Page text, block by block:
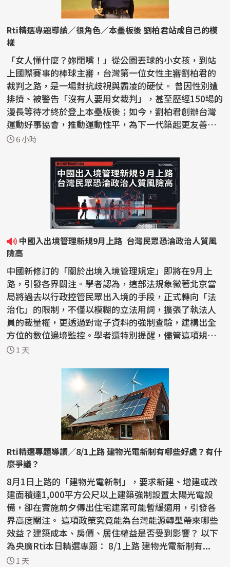
Rti精選專題導讀／很角色／本壘板後 劉柏君站成自己的模
樣
「女人懂什麼？妳閉嘴！」從公園丟球的小女孩，到站
上國際賽事的棒球主審，台灣第一位女性主審劉柏君的
裁判之路，是一場對抗歧視與霸凌的硬仗。 曾因性別遭
排擠、被警告「沒有人要用女裁判」，甚至歷經150場的
漫長等待才終於登上本壘板後；如今，劉柏君創辦台灣
運動好事協會，推動運動性平，為下一代築起更友善的
紅土...
6 小時
險高
中國新修訂的「關於出境入境管理規定」即將在9月上
路，引發各界關注。學者認為，這部法規象徵著北京當
局將過去以行政控管民眾出入境的手段，正式轉向「法
治化」的限制，不僅以模糊的立法用詞，擴張了執法人
員的裁量權，更透過對電子資料的強制查驗，建構出全
方位的數位邊境監控。學者還特別提醒，儘管這項規定
的對象...
1 天
Rti精選專題導讀／8/1上路 建物光電新制有哪些好處？有什
麼爭議？
8月1日上路的「建物光電新制」，要求新建、增建或改
建面積達1,000平方公尺以上建築強制設置太陽光電設
備，卻在實施前夕傳出住宅建案可能暫緩適用，引發各
界高度關注。 這項政策究竟能為台灣能源轉型帶來哪些
效益？建築成本、房價、居住權益是否受到影響？ 以下
為央廣Rti本日精選專題： 8/1上路 建物光電新制有...
1 天